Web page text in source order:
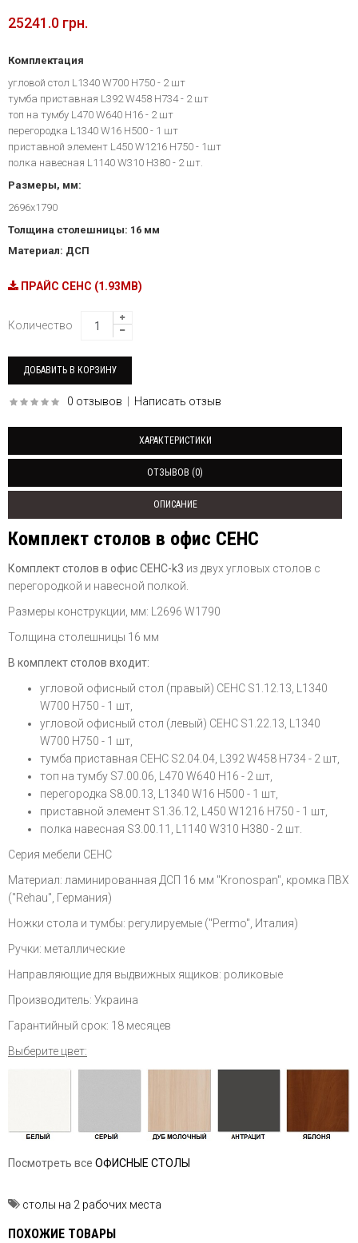
25241.0 грн.
Комплектация
угловой стол L1340 W700 H750 - 2 шт
тумба приставная L392 W458 H734 - 2 шт
топ на тумбу L470 W640 H16 - 2 шт
перегородка L1340 W16 H500 - 1 шт
приставной элемент L450 W1216 H750 - 1шт
полка навесная L1140 W310 H380 - 2 шт.
Размеры, мм:
2696х1790
Толщина столешницы: 16 мм
Материал: ДСП
ПРАЙС СЕНС (1.93MB)
Количество
0 отзывов Написать отзыв
ХАРАКТЕРИСТИКИ
ОТЗЫВОВ (0)
ОПИСАНИЕ
Комплект столов в офис СЕНС
Комплект столов в офис СЕНС-k3 из двух угловых столов с
перегородкой и навесной полкой.
Размеры конструкции, мм: L2696 W1790
Толщина столешницы 16 мм
В комплект столов входит:
угловой офисный стол (правый) СЕНС S1.12.13, L1340
W700 H750 - 1 шт,
угловой офисный стол (левый) СЕНС S1.22.13, L1340
W700 H750 - 1 шт,
тумба приставная СЕНС S2.04.04, L392 W458 H734 - 2 шт,
топ на тумбу S7.00.06, L470 W640 H16 - 2 шт,
перегородка S8.00.13, L1340 W16 H500 - 1 шт,
приставной элемент S1.36.12, L450 W1216 H750 - 1 шт,
полка навесная S3.00.11, L1140 W310 H380 - 2 шт.
Серия мебели СЕНС
Материал: ламинированная ДСП 16 мм "Kronospan", кромка ПВХ
("Rehau", Германия)
Ножки стола и тумбы: регулируемые ("Permo", Италия)
Ручки: металлические
Направляющие для выдвижных ящиков: роликовые
Производитель: Украина
Гарантийный срок: 18 месяцев
Выберите цвет:
Посмотреть все ОФИСНЫЕ СТОЛЫ
столы на 2 рабочих места
ПОХОЖИЕ ТОВАРЫ